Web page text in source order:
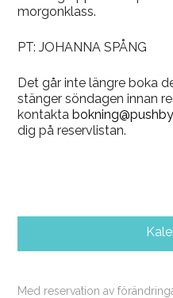
morgonklass.
PT: JOHANNA SPÅNG
Det går inte längre boka
stänger söndagen innan
kontakta
dig på reservlistan.
Med reservation av